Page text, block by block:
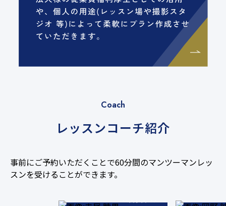
Coach
レッスンコーチ紹介
事前にご予約いただくことで60分間のマンツーマンレッ
スンを受けることができます。
ベストスコア